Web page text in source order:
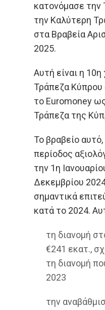
κατονόμασε
την Καλύτερη
στα Βραβεία
2025.
Αυτή είναι η 10η
Τράπεζα Κύπρου
το Euromoney
Τράπεζα της
Το βραβείο αυτό,
περίοδος
την 1η
Δεκεμβρίου
σημαντικά
κατά το 2024.
τη διανομή
€241 εκατ.,
τη διανομή
2023
την